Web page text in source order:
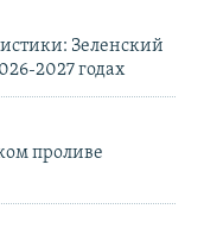
Зеленский
2027 годах
проливе